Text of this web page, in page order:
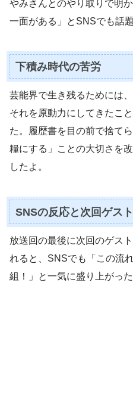
やみさんとのやり取りで明
一面がある」とSNSでも話
下積み時代の苦労
芸能界で生き残るためには
それを原動力にしてきたこ
た。履歴書を目の前で捨て
糧にする」ことの大切さを
したよ。
SNSの反応と次回ゲスト
放送回の最後に次回のゲス
れると、SNSでも「この流
組！」と一気に盛り上がっ